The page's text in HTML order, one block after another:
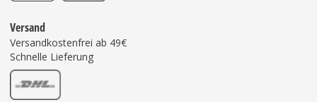
Versand
Versandkostenfrei ab 49€
Schnelle Lieferung